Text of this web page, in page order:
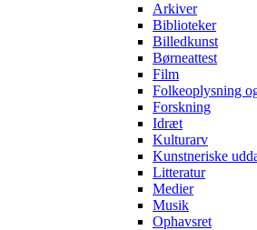
Arkiver
Biblioteker
Billedkunst
Børneattest
Film
Folkeoplysning
Forskning
Idræt
Kulturarv
Kunstneriske
Litteratur
Medier
Musik
Ophavsret